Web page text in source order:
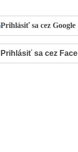
Prihlásiť sa cez Google